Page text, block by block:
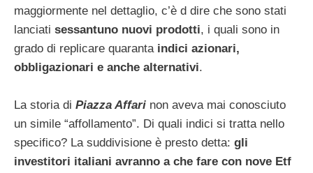
maggiormente nel dettaglio, c’è d dire che sono stati
lanciati sessantuno nuovi prodotti, i quali sono in
grado di replicare quaranta indici azionari,
obbligazionari e anche alternativi.
La storia di Piazza Affari non aveva mai conosciuto
un simile “affollamento”. Di quali indici si tratta nello
specifico? La suddivisione è presto detta: gli
investitori italiani avranno a che fare con nove Etf